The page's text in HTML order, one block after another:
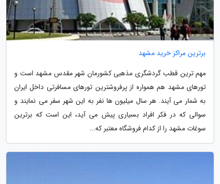
برترین مراکز خرید مشهد
مهم ترین قطب گردشگری مذهبی کشورمان شهر مقدس مشهد است و
تورهای مشهد هم همواره از پرفروشترین تورهای مسافرتی داخل ایران
به شمار می آیند. هر سال میلیون ها نفر به این شهر سفر می نمایند و
سوالی که در فکر افراد بسیاری پیش می آید، این است که برترین
سوغات مشهد را از کدام فروشگاه معتبر که...